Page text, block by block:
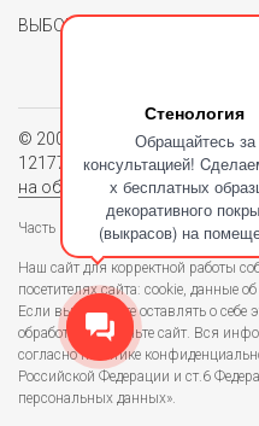
Стенология
Обращайтесь за
консультацией!
х бесплатных
декоративного
(выкрасов) на
ВЫБОР ЦВЕТА
© 2004 - 2026. Группа
1217700062150.Политика
на обработку персональных
Часть изображений, используемых
Наш сайт для корректной работы
посетителях сайта: cookie, данные
Если вы не хотите оставлять о
обработки - покиньте сайт. Вся
согласно политике
Российской Федерации и ст.6
персональных данных».